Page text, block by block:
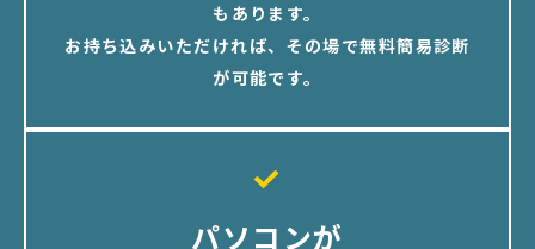
もあります。
お持ち込みいただければ、その場で無料簡易診断
が可能です。
パソコンが